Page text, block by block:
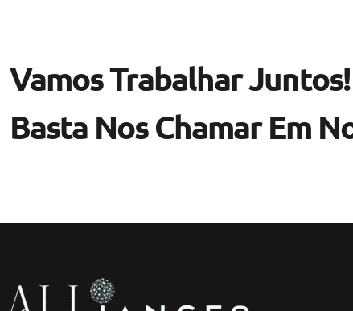
Vamos Trabalhar Juntos!
Basta Nos Chamar Em